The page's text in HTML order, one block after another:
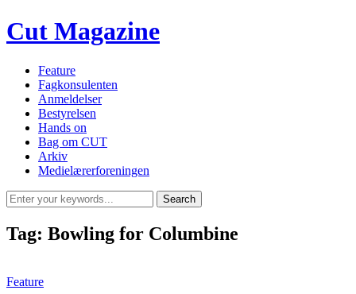
Cut Magazine
Feature
Fagkonsulenten
Anmeldelser
Bestyrelsen
Hands on
Bag om CUT
Arkiv
Medielærerforeningen
Tag: Bowling for Columbine
Feature